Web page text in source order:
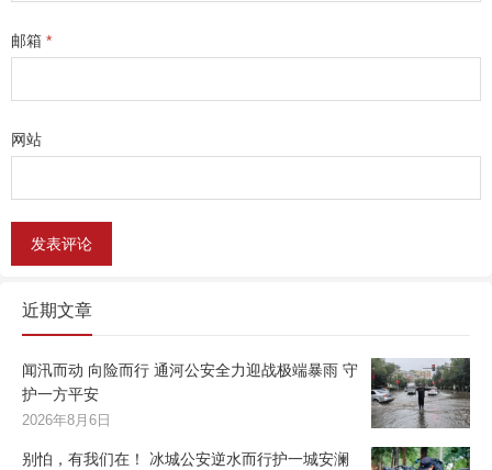
邮箱 *
网站
近期文章
闻汛而动 向险而行 通河公安全力迎战极端暴雨 守
护一方平安
2026年8月6日
别怕，有我们在！ 冰城公安逆水而行护一城安澜